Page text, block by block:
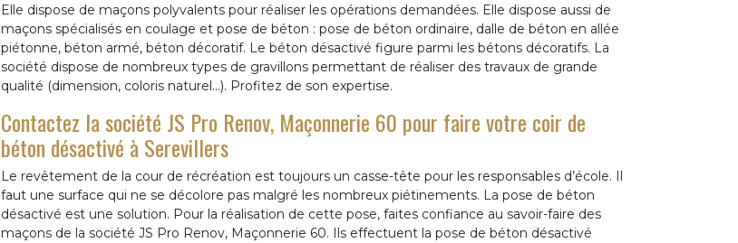
Elle dispose de maçons polyvalents pour réaliser les opérations demandées. Elle dispose aussi de
maçons spécialisés en coulage et pose de béton : pose de béton ordinaire, dalle de béton en allée
piétonne, béton armé, béton décoratif. Le béton désactivé figure parmi les bétons décoratifs. La
société dispose de nombreux types de gravillons permettant de réaliser des travaux de grande
qualité (dimension, coloris naturel…). Profitez de son expertise.
Contactez la société JS Pro Renov, Maçonnerie 60 pour faire votre coir de
béton désactivé à Serevillers
Le revêtement de la cour de récréation est toujours un casse-tête pour les responsables d’école. Il
faut une surface qui ne se décolore pas malgré les nombreux piétinements. La pose de béton
désactivé est une solution. Pour la réalisation de cette pose, faites confiance au savoir-faire des
maçons de la société JS Pro Renov, Maçonnerie 60. Ils effectuent la pose de béton désactivé